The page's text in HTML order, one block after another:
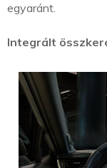
egyaránt.
Integrált